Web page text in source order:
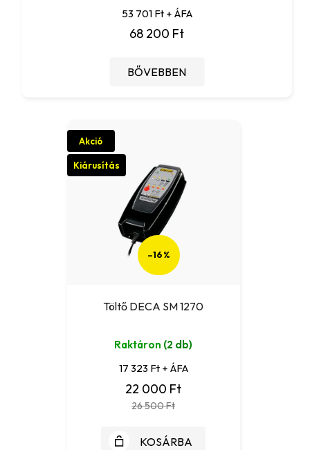
53 701 Ft + ÁFA
68 200 Ft
BŐVEBBEN
Akció
Kiárusítás
Töltő DECA SM 1270
Raktáron (2 db)
17 323 Ft + ÁFA
22 000 Ft
26 500 Ft
–16 %
KOSÁRBA